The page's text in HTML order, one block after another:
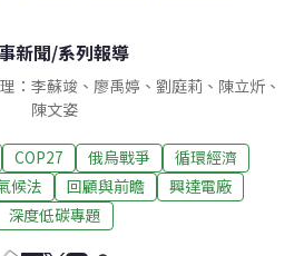
新聞/系列報導
：李蘇竣、廖禹婷、劉庭莉、陳立炘、
陳文姿
COP27 俄烏戰爭
循環經濟
候法 回顧與前瞻
興達電廠
深度低碳專題